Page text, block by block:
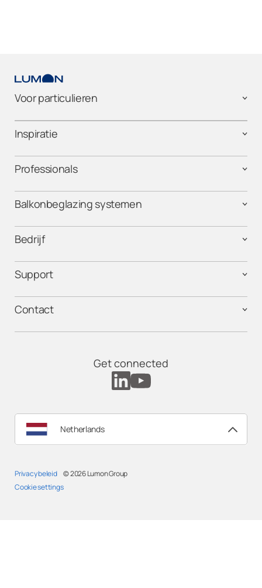
Voor particulieren
Inspiratie
Professionals
Balkonbeglazing systemen
Bedrijf
Support
Contact
Get connected
Netherlands
Privacy beleid
Cookie settings
© 2026Lumon Group